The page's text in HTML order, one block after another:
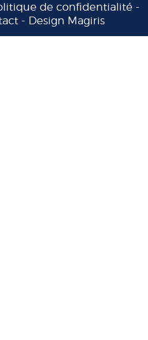
de confidentialité -
- Design Magiris